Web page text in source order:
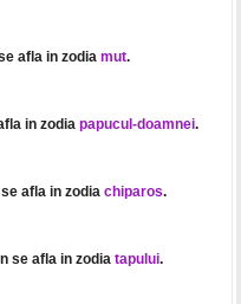
afla in zodia mut.
in zodia papucul-doamnei.
afla in zodia chiparos.
se afla in zodia tapului.